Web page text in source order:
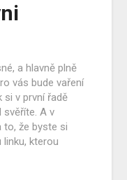
a hlavně plně
vás bude vaření
si v první řadě
svěříte. A v
to, že byste si
linku, kterou